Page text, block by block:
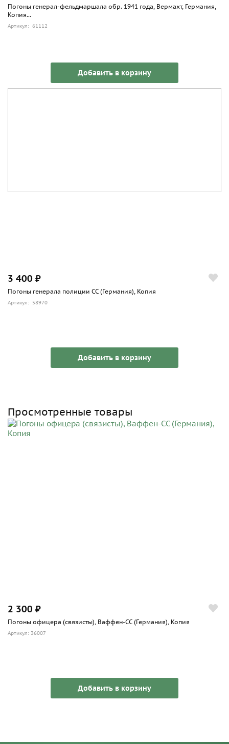
Погоны генерал-фельдмаршала обр. 1941 года, Вермахт, Германия,
Копия...
Артикул: 61112
Добавить в корзину
3 400 ₽
Погоны генерала полиции СС (Германия), Копия
Артикул: 58970
Добавить в корзину
Просмотренные товары
2 300 ₽
Погоны офицера (связисты), Ваффен-СС (Германия), Копия
Артикул: 36007
Добавить в корзину